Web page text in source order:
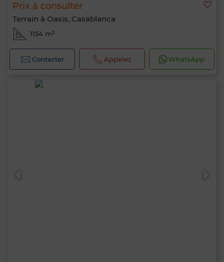
Prix à consulter
Terrain à Oasis, Casablanca
1154 m²
Contacter Appelez WhatsApp